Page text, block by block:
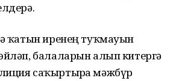
ҡатын иренең туҡмауын
балаларын алып китергә
саҡыртырға мәжбүр